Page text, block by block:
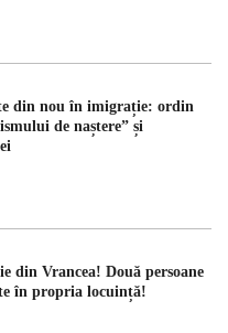
din nou în imigrație: ordin
de naștere” și
din Vrancea! Două persoane
în propria locuință!